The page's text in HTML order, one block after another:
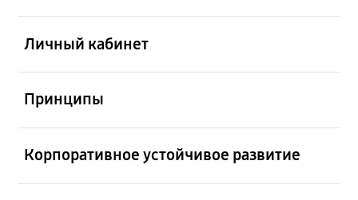
Личный кабинет
Принципы
Корпоративное устойчивое развитие